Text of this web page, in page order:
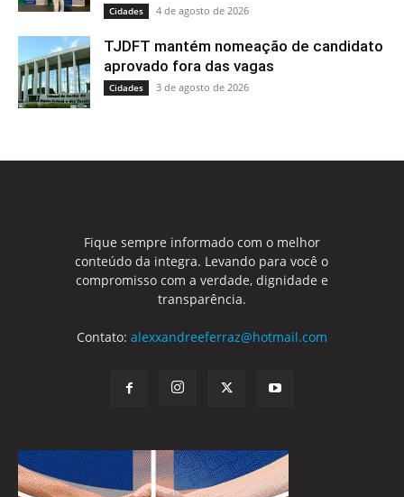
Cidades 4 de agosto de 2026
TJDFT mantém nomeação de candidato
aprovado fora das vagas
Cidades 3 de agosto de 2026
Fique sempre informado com o melhor
conteúdo da integra. Levando para você o
compromisso com a verdade, dignidade e
transparência.
Contato: alexxandreeferraz@hotmail.com